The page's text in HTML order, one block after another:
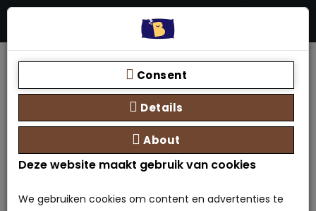
Zoeken
Consent
Details
About
Deze website maakt gebruik van cookies
We gebruiken cookies om content en advertenties te